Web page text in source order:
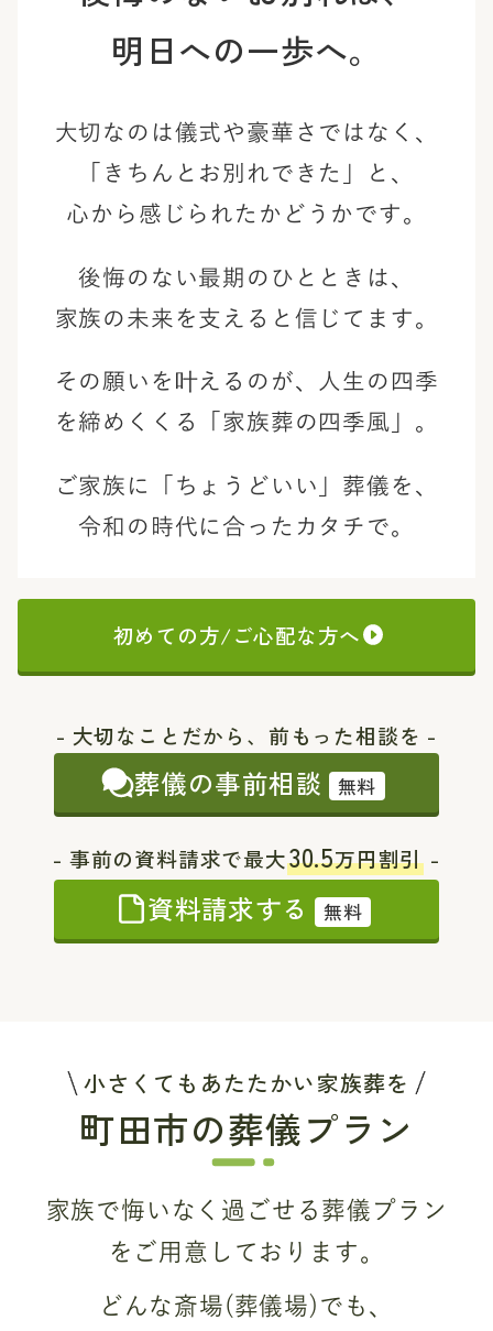
明日への一歩へ。
大切なのは儀式や豪華さではなく、
「きちんとお別れできた」と、
心から感じられたかどうかです。
後悔のない最期のひとときは、
家族の未来を支えると信じてます。
その願いを叶えるのが、
人生の四季
を締めくくる「家族葬の四季風」。
ご家族に「ちょうどいい」葬儀を、
令和の時代に合ったカタチで。
初めての方/ご心配な方へ
- 大切なことだから、前もった相談を -
葬儀の事前相談 無料
- 事前の資料請求で最大30.5万円割引 -
資料請求する 無料
小さくてもあたたかい家族葬を
町田市の葬儀プラン
家族で悔いなく過ごせる葬儀プラン
をご用意しております。
どんな斎場(葬儀場)でも、